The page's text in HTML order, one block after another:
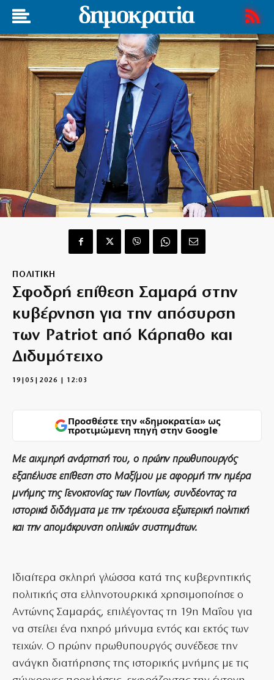
ΠΟΛΙΤΙΚΗ
Σφοδρή επίθεση Σαμαρά στην
κυβέρνηση για την απόσυρση
των Patriot από Κάρπαθο και
Διδυμότειχο
19|05|2026 | 12:03
Προσθέστε την «δημοκρατία» ως
προτιμώμενη πηγή στην Google
Με αιχμηρή ανάρτησή του, ο πρώην πρωθυπουργός
εξαπέλυσε επίθεση στο Μαξίμου με αφορμή την ημέρα
μνήμης της Γενοκτονίας των Ποντίων, συνδέοντας τα
ιστορικά διδάγματα με την τρέχουσα εξωτερική πολιτική
και την απομάκρυνση οπλικών συστημάτων.
Ιδιαίτερα σκληρή γλώσσα κατά της κυβερνητικής
πολιτικής στα ελληνοτουρκικά χρησιμοποίησε ο
Αντώνης Σαμαράς, επιλέγοντας τη 19η Μαΐου για
να στείλει ένα ηχηρό μήνυμα εντός και εκτός των
τειχών. Ο πρώην πρωθυπουργός συνέδεσε την
ανάγκη διατήρησης της ιστορικής μνήμης με τις